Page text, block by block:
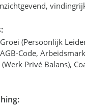
(persoonlijk
Code,
Privé Balans),